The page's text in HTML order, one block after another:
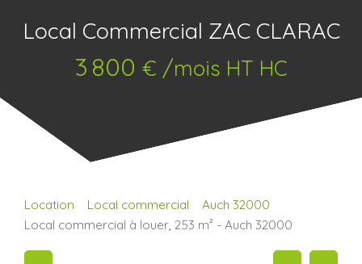
Local Commercial ZAC CLARAC
3 800 € /mois HT HC
Location Local commercial
Auch 32000
Local commercial à louer, 253 m² - Auch 32000